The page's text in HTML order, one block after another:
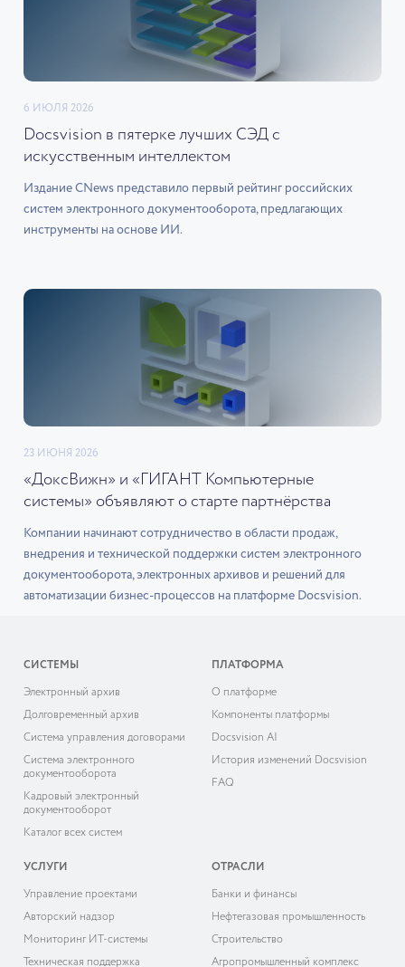
6 ИЮЛЯ 2026
Docsvision в пятерке лучших СЭД с
искусственным интеллектом
Издание CNews представило первый рейтинг российских
систем электронного документооборота, предлагающих
инструменты на основе ИИ.
23 ИЮНЯ 2026
«ДоксВижн» и «ГИГАНТ Компьютерные
системы» объявляют о старте партнёрства
Компании начинают сотрудничество в области продаж,
внедрения и технической поддержки систем электронного
документооборота, электронных архивов и решений для
автоматизации бизнес-процессов на платформе Docsvision.
СИСТЕМЫ
Электронный архив
Долговременный архив
Система управления договорами
Система электронного
документооборота
Кадровый электронный
документооборот
Каталог всех систем
ПЛАТФОРМА
О платформе
Компоненты платформы
Docsvision AI
История изменений Docsvision
FAQ
УСЛУГИ
Управление проектами
Авторский надзор
Мониторинг ИТ-системы
Техническая поддержка
ОТРАСЛИ
Банки и финансы
Нефтегазовая промышленность
Строительство
Агропромышленный комплекс